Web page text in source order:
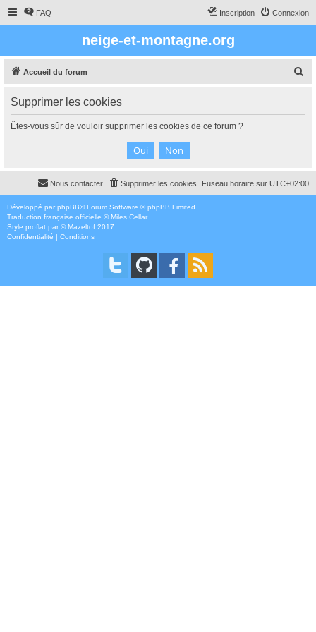
FAQ Connexion
Inscription
neige-et-montagne.org
Accueil du forum
c
Supprimer les cookies
Êtes-vous sûr de vouloir supprimer les cookies de ce forum ?
Fuseau horaire sur UTC+02:00
Supprimer les cookies
Nous contacter
Développé par phpBB® Forum Software © phpBB Limited
Traduction française officielle ©Miles Cellar
Style proflat par ©Mazeltof 2017
Confidentialité | Conditions